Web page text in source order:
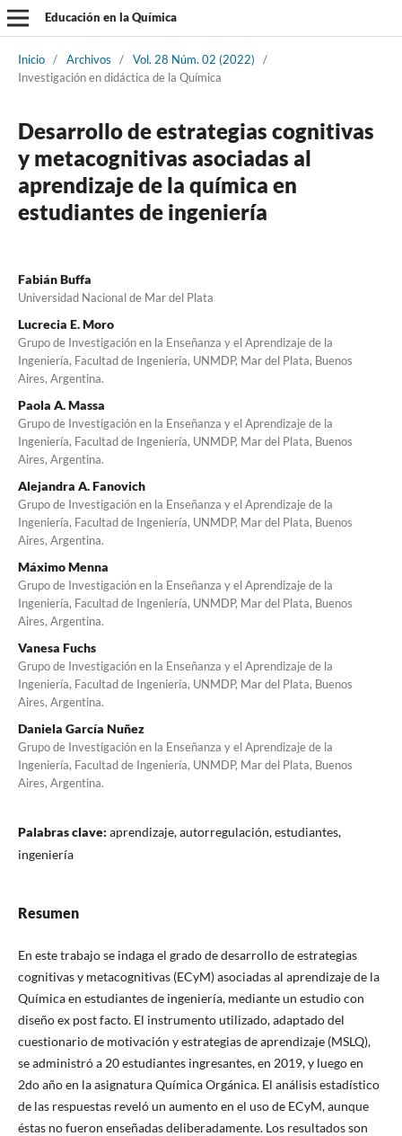
Educación en la Química
Inicio / Archivos / Vol. 28 Núm. 02 (2022)
/
Investigación en didáctica de la Química
Desarrollo de estrategias cognitivas
y metacognitivas asociadas al
aprendizaje de la química en
estudiantes de ingeniería
Fabián Buffa
Universidad Nacional de Mar del Plata
Lucrecia E. Moro
Grupo de Investigación en la Enseñanza y el Aprendizaje de la
Ingeniería, Facultad de Ingeniería, UNMDP, Mar del Plata, Buenos
Aires, Argentina.
Paola A. Massa
Grupo de Investigación en la Enseñanza y el Aprendizaje de la
Ingeniería, Facultad de Ingeniería, UNMDP, Mar del Plata, Buenos
Aires, Argentina.
Alejandra A. Fanovich
Grupo de Investigación en la Enseñanza y el Aprendizaje de la
Ingeniería, Facultad de Ingeniería, UNMDP, Mar del Plata, Buenos
Aires, Argentina.
Máximo Menna
Grupo de Investigación en la Enseñanza y el Aprendizaje de la
Ingeniería, Facultad de Ingeniería, UNMDP, Mar del Plata, Buenos
Aires, Argentina.
Vanesa Fuchs
Grupo de Investigación en la Enseñanza y el Aprendizaje de la
Ingeniería, Facultad de Ingeniería, UNMDP, Mar del Plata, Buenos
Aires, Argentina.
Daniela García Nuñez
Grupo de Investigación en la Enseñanza y el Aprendizaje de la
Ingeniería, Facultad de Ingeniería, UNMDP, Mar del Plata, Buenos
Aires, Argentina.
Palabras clave: aprendizaje, autorregulación, estudiantes,
ingeniería
Resumen
En este trabajo se indaga el grado de desarrollo de estrategias
cognitivas y metacognitivas (ECyM) asociadas al aprendizaje de la
Química en estudiantes de ingeniería, mediante un estudio con
diseño ex post facto. El instrumento utilizado, adaptado del
cuestionario de motivación y estrategias de aprendizaje (MSLQ),
se administró a 20 estudiantes ingresantes, en 2019, y luego en
2do año en la asignatura Química Orgánica. El análisis estadístico
de las respuestas reveló un aumento en el uso de ECyM, aunque
éstas no fueron enseñadas deliberadamente. Los resultados son